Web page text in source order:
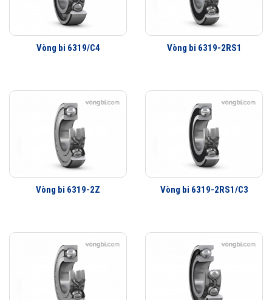
Ít rung động hơn
Tuổi thọ vòng bi cao hơn
Khả năng che chắn tốt hơn
Vòng bi SKF 6319/C3 thế hệ Explorer được nâng lên cao hơn so với
các thế hệ vòng bi SKF trước đây, bởi vậy ở cùng tốc độ nhưng nhiệt độ
của vòng bi SKF Explorer thấp hơn rất nhiều. Tính năng này làm giảm
Vòng bi 6319/C4 Vòng bi 6319-2RS1
Vòng bi 6319-2Z Vòng bi 6319-2RS1/C3